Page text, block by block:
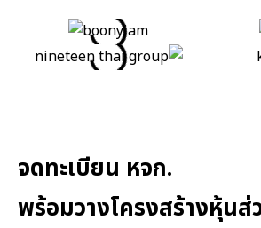
จดทะเบียน หจก.
พร้อมวางโครงสร้างหุ้น